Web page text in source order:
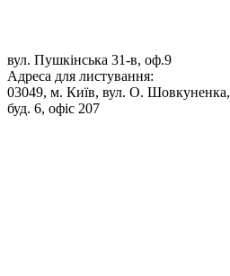
вул. Пушкінська 31-в, оф.9
Адреса для листування:
03049, м. Київ, вул. О. Шовкуненка,
буд. 6, офіс 207